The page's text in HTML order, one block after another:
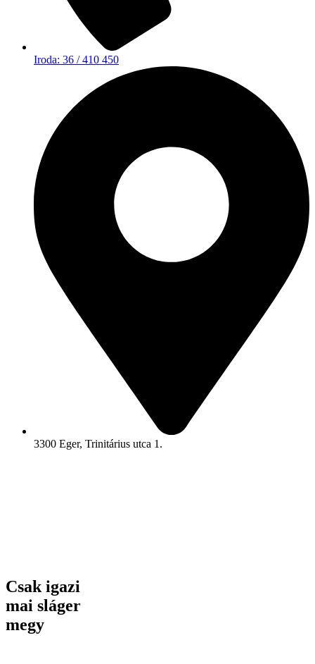
Iroda: 36 / 410 450
3300 Eger, Trinitárius utca 1.
Csak igazi
mai sláger
megy